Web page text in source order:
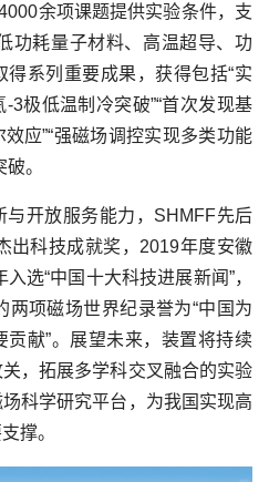
余项课题提供实验条件，支
功耗量子材料、高温超导、功
系列重要成果，获得包括“实
3极低温制冷突破”“首次发现基
应”“强磁场调控实现多类功能
。
与开放服务能力，SHMFF先后
出科技成就奖，2019年度安徽
选“中国十大科技进展新闻”，
两项磁场世界纪录誉为“中国为
献”。展望未来，装置将持续
，拓展多学科交叉融合的实验
科学研究平台，为我国实现高
撑。